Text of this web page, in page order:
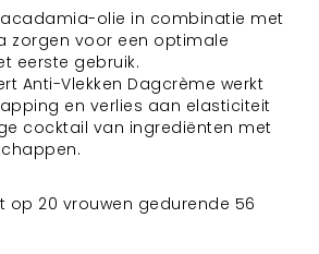
olie in combinatie met
zorgen voor een optimale
eerste gebruik.
Anti-Vlekken Dagcrème werkt
en verlies aan elasticiteit
cocktail van ingrediënten met
op 20 vrouwen gedurende 56